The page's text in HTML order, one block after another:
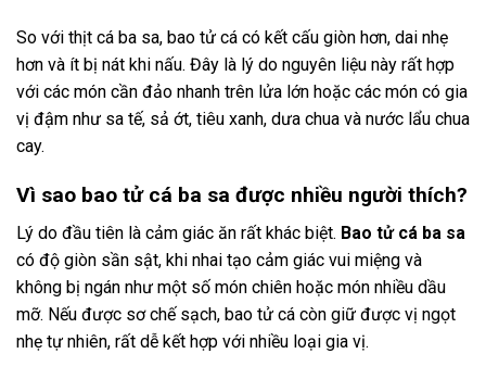
So với thịt cá ba sa, bao tử cá có kết cấu giòn hơn, dai nhẹ
hơn và ít bị nát khi nấu. Đây là lý do nguyên liệu này rất hợp
với các món cần đảo nhanh trên lửa lớn hoặc các món có gia
vị đậm như sa tế, sả ớt, tiêu xanh, dưa chua và nước lẩu chua
cay.
Vì sao bao tử cá ba sa được nhiều người thích?
Lý do đầu tiên là cảm giác ăn rất khác biệt. Bao tử cá ba sa
có độ giòn sần sật, khi nhai tạo cảm giác vui miệng và
không bị ngán như một số món chiên hoặc món nhiều dầu
mỡ. Nếu được sơ chế sạch, bao tử cá còn giữ được vị ngọt
nhẹ tự nhiên, rất dễ kết hợp với nhiều loại gia vị.